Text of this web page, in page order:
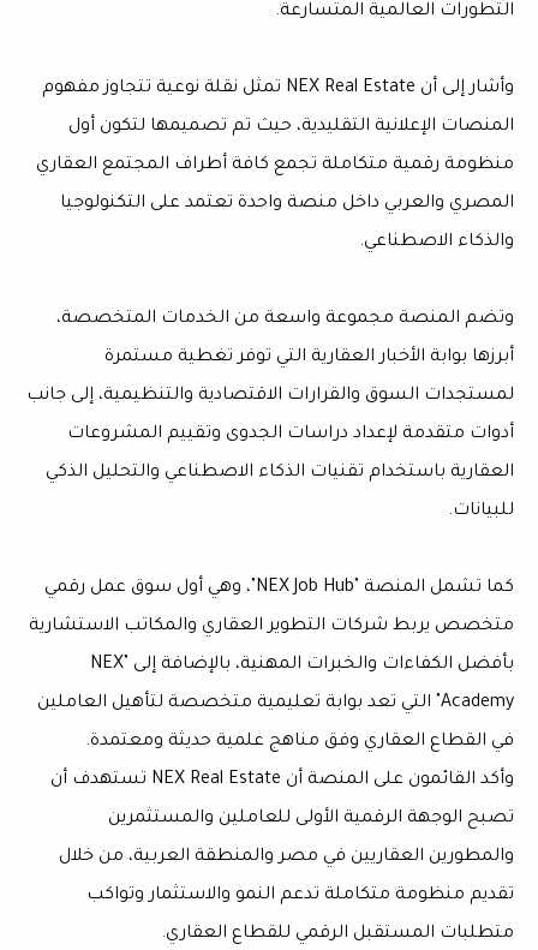
التطورات العالمية المتسارعة.
وأشار إلى أن NEX Real Estate تمثل نقلة نوعية تتجاوز مفهوم
المنصات الإعلانية التقليدية، حيث تم تصميمها لتكون أول
منظومة رقمية متكاملة تجمع كافة أطراف المجتمع العقاري
المصري والعربي داخل منصة واحدة تعتمد على التكنولوجيا
والذكاء الاصطناعي.
وتضم المنصة مجموعة واسعة من الخدمات المتخصصة،
أبرزها بوابة الأخبار العقارية التي توفر تغطية مستمرة
لمستجدات السوق والقرارات الاقتصادية والتنظيمية، إلى جانب
أدوات متقدمة لإعداد دراسات الجدوى وتقييم المشروعات
العقارية باستخدام تقنيات الذكاء الاصطناعي والتحليل الذكي
للبيانات.
كما تشمل المنصة "NEX Job Hub"، وهي أول سوق عمل رقمي
متخصص يربط شركات التطوير العقاري والمكاتب الاستشارية
بأفضل الكفاءات والخبرات المهنية، بالإضافة إلى "NEX
Academy" التي تعد بوابة تعليمية متخصصة لتأهيل العاملين
في القطاع العقاري وفق مناهج علمية حديثة ومعتمدة.
وأكد القائمون على المنصة أن NEX Real Estate تستهدف أن
تصبح الوجهة الرقمية الأولى للعاملين والمستثمرين
والمطورين العقاريين في مصر والمنطقة العربية، من خلال
تقديم منظومة متكاملة تدعم النمو والاستثمار وتواكب
متطلبات المستقبل الرقمي للقطاع العقاري.